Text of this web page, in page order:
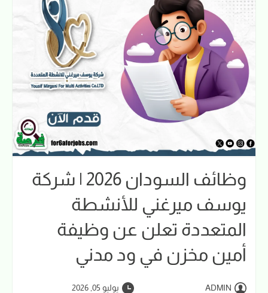
وظائف السودان 2026 | شركة
يوسف ميرغني للأنشطة
المتعددة تعلن عن وظيفة
أمين مخزن في ود مدني
ADMIN
يوليو 05, 2026